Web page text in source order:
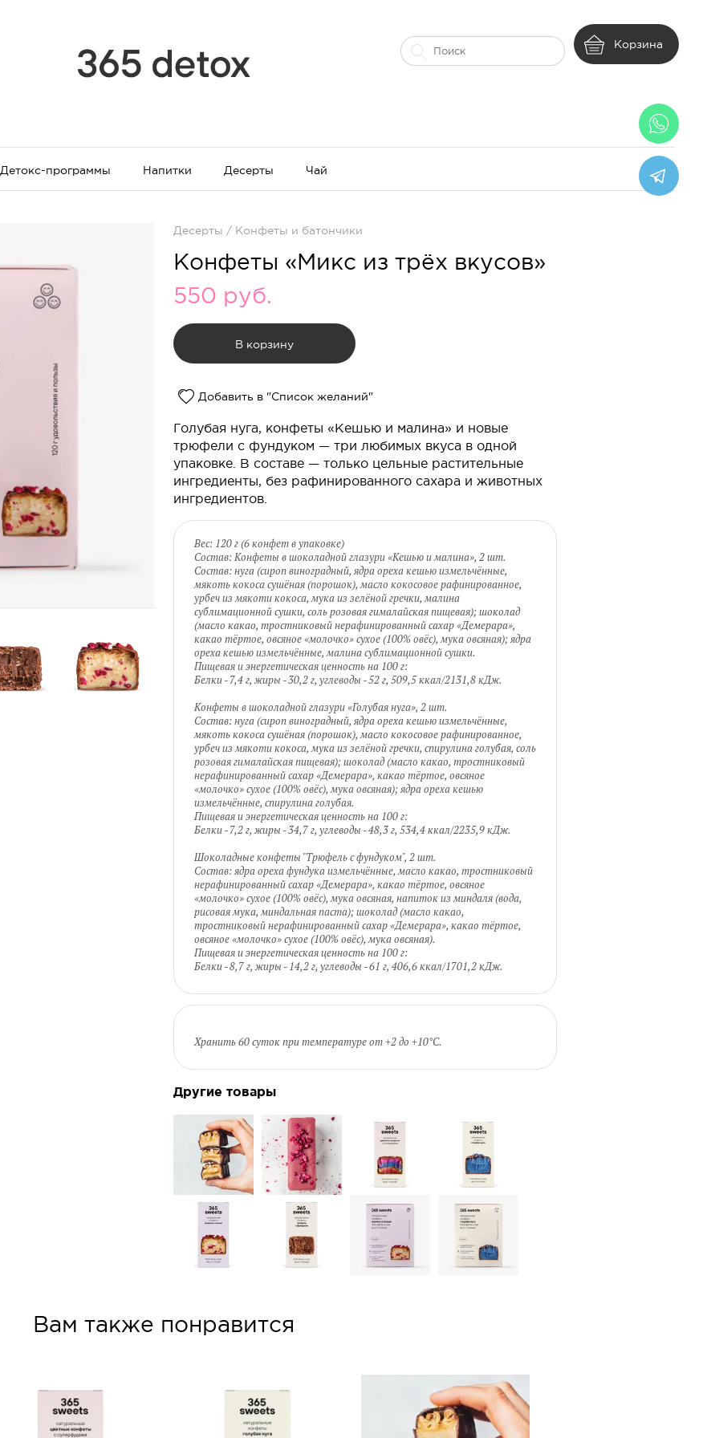
Корзина
Детокс-программы Напитки Десерты Чай
Десерты / Конфеты и батончики
Конфеты «Микс из трёх вкусов»
550 руб.
В корзину
Добавить в "Список желаний"
Голубая нуга, конфеты «Кешью и малина» и новые
трюфели с фундуком — три любимых вкуса в одной
упаковке. В составе — только цельные растительные
ингредиенты, без рафинированного сахара и животных
ингредиентов.
Вес: 120 г (6 конфет в упаковке)
Состав: Конфеты в шоколадной глазури «Кешью и малина», 2 шт.
Состав: нуга (сироп виноградный, ядра ореха кешью измельчённые,
мякоть кокоса сушёная (порошок), масло кокосовое рафинированное,
урбеч из мякоти кокоса, мука из зелёной гречки, малина
сублимационной сушки, соль розовая гималайская пищевая); шоколад
(масло какао, тростниковый нерафинированный сахар «Демерара»,
какао тёртое, овсяное «молочко» сухое (100% овёс), мука овсяная); ядра
ореха кешью измельчённые, малина сублимационной сушки.
Пищевая и энергетическая ценность на 100 г:
Белки - 7,4 г, жиры - 30,2 г, углеводы - 52 г, 509,5 ккал/2131,8 кДж.
Конфеты в шоколадной глазури «Голубая нуга», 2 шт.
Состав: нуга (сироп виноградный, ядра ореха кешью измельчённые,
мякоть кокоса сушёная (порошок), масло кокосовое рафинированное,
урбеч из мякоти кокоса, мука из зелёной гречки, спирулина голубая, соль
розовая гималайская пищевая); шоколад (масло какао, тростниковый
нерафинированный сахар «Демерара», какао тёртое, овсяное
«молочко» сухое (100% овёс), мука овсяная); ядра ореха кешью
измельчённые, спирулина голубая.
Пищевая и энергетическая ценность на 100 г:
Белки - 7,2 г, жиры - 34,7 г, углеводы - 48,3 г, 534,4 ккал/2235,9 кДж.
Шоколадные конфеты "Трюфель с фундуком", 2 шт.
Состав: ядра ореха фундука измельчённые, масло какао, тростниковый
нерафинированный сахар «Демерара», какао тёртое, овсяное
«молочко» сухое (100% овёс), мука овсяная, напиток из миндаля (вода,
рисовая мука, миндальная паста); шоколад (масло какао,
тростниковый нерафинированный сахар «Демерара», какао тёртое,
овсяное «молочко» сухое (100% овёс), мука овсяная).
Пищевая и энергетическая ценность на 100 г:
Белки - 8,7 г, жиры - 14,2 г, углеводы - 61 г, 406,6 ккал/1701,2 кДж.
Хранить 60 суток при температуре от +2 до +10°C.
Другие товары
Вам также понравится